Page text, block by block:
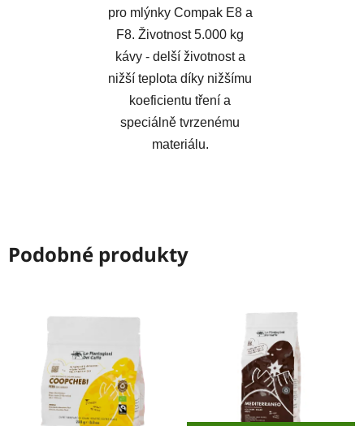
pro mlýnky Compak E8 a
F8. Životnost 5.000 kg
kávy - delší životnost a
nižší teplota díky nižšímu
koeficientu tření a
speciálně tvrzenému
materiálu.
Podobné produkty